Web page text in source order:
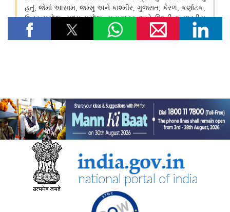
रेल मंत्रालय
रेलवे ने ऋण सेवा को स्थिर रखा है; लगातार मूलधन पुनर्भुगतान और पट्टे
शुल्क ब्याज हिस्‍सेदारी में कमी पिछले पांच वर्षों के वित्तीय अनुशासन को दर्शाता
स्वयं सहायता समूहों के माध्यम से ग्रामीण जीविकोपार्जन का सुदृढ़ीकरण
केंद्रीय ग्रामीण क्षेत्र की योजनाओं का मूल्यांकन
विज्ञान एवं प्रौद्योगिकी मंत्रालय
भारत के लिए वित्तीय समावेशन से वित्तीय सशक्तिकरण और डिजिटल भुगतान
से डिजिटल समृद्धि की ओर बढ़ने का समय: डॉ. जितेंद्र सिंह
आरडीआई कोष के तहत सरकार ने हितों के टकराव से बचने के मज़बूत उपायों
को फिर से दोहराया; योग्यता-आधारित मूल्यांकन ही वित्त पोषण के निर्णयों का